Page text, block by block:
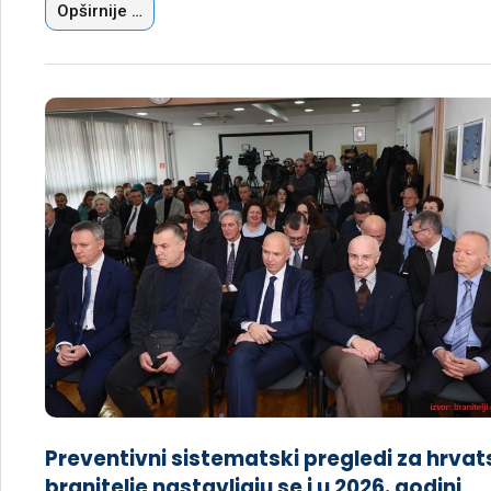
Opširnije …
Preventivni sistematski pregledi za